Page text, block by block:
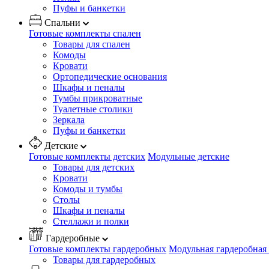
Пуфы и банкетки
Спальни
Готовые комплекты спален
Товары для спален
Комоды
Кровати
Ортопедические основания
Шкафы и пеналы
Тумбы прикроватные
Туалетные столики
Зеркала
Пуфы и банкетки
Детские
Готовые комплекты детских Модульные детские
Товары для детских
Кровати
Комоды и тумбы
Столы
Шкафы и пеналы
Стеллажи и полки
Гардеробные
Готовые комплекты гардеробных Модульная
Товары для гардеробных